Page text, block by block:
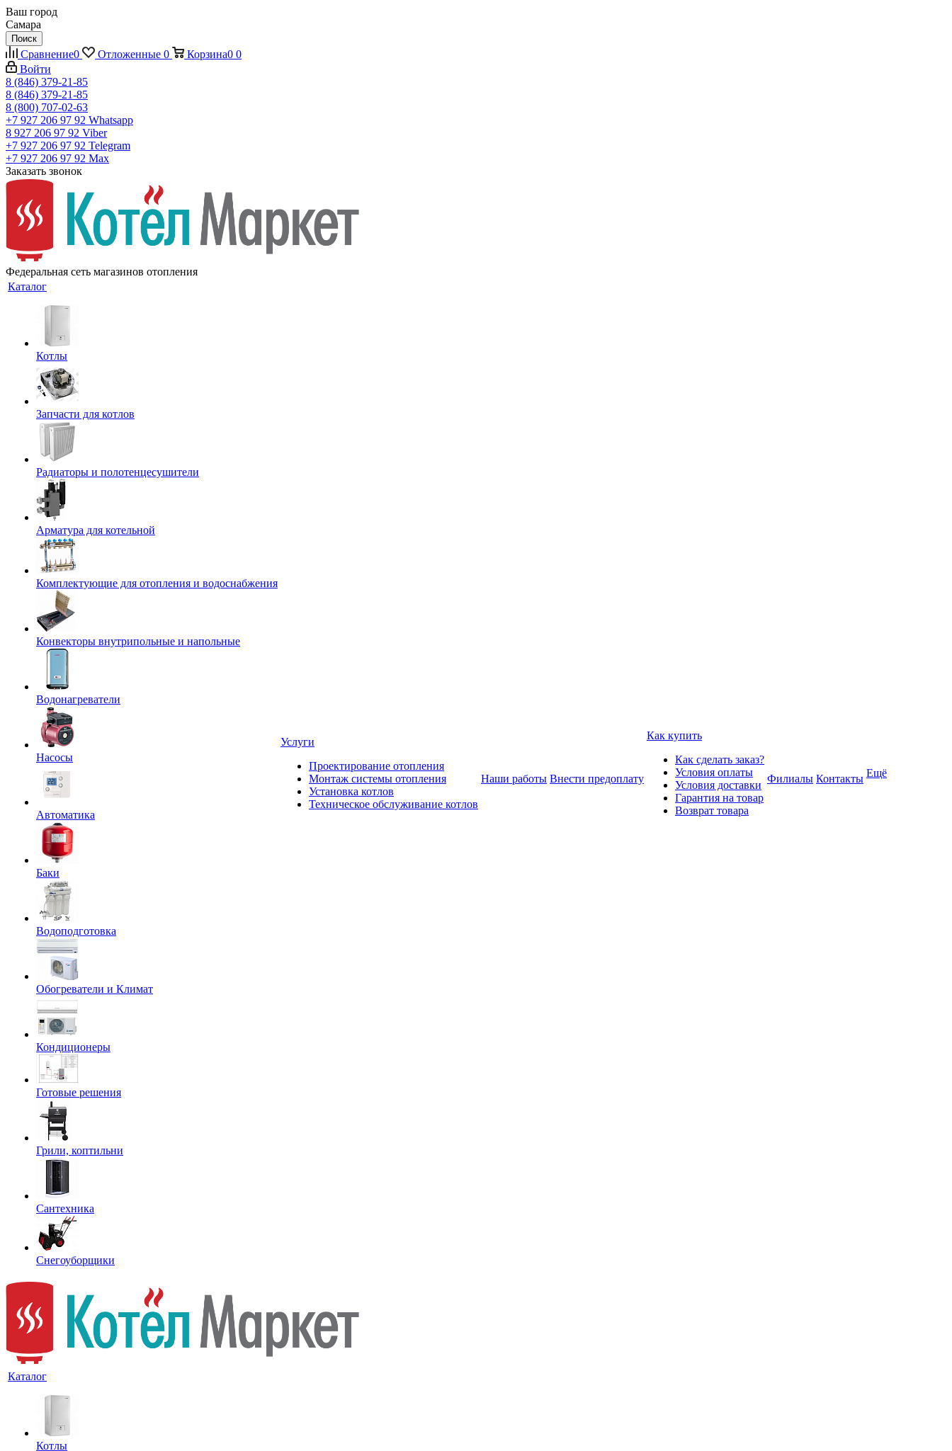
Ваш город
Самара
Поиск
Сравнение0 Отложенные 0 Корзина0 0
Войти
8 (846) 379-21-85
8 (846) 379-21-85
8 (800) 707-02-63
+7 927 206 97 92 Whatsapp
8 927 206 97 92 Viber
+7 927 206 97 92 Telegram
+7 927 206 97 92 Max
Заказать звонок
Федеральная сеть магазинов отопления
Каталог
Котлы
Запчасти для котлов
Радиаторы и полотенцесушители
Арматура для котельной
Комплектующие для отопления и водоснабжения
Конвекторы внутрипольные и напольные
Водонагреватели
Насосы
Автоматика
Баки
Водоподготовка
Обогреватели и Климат
Кондиционеры
Готовые решения
Грили, коптильни
Сантехника
Снегоуборщики
Услуги
Проектирование отопления
Монтаж системы отопления
Установка котлов
Техническое обслуживание котлов
Наши работы Внести предоплату
Как купить
Как сделать заказ?
Условия оплаты
Условия доставки
Гарантия на товар
Возврат товара
Филиалы Контакты Ещё
Каталог
Котлы